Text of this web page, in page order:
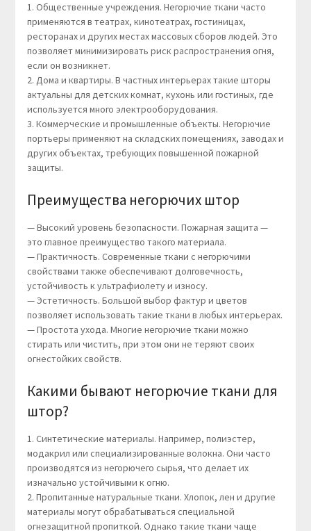
1. Общественные учреждения. Негорючие ткани часто
применяются в театрах, кинотеатрах, гостиницах,
ресторанах и других местах массовых сборов людей. Это
позволяет минимизировать риск распространения огня,
если он возникнет.
2. Дома и квартиры. В частных интерьерах такие шторы
актуальны для детских комнат, кухонь или гостиных, где
используется много электрооборудования.
3. Коммерческие и промышленные объекты. Негорючие
портьеры применяют на складских помещениях, заводах и
других объектах, требующих повышенной пожарной
защиты.
Преимущества негорючих штор
— Высокий уровень безопасности. Пожарная защита —
это главное преимущество такого материала.
— Практичность. Современные ткани с негорючими
свойствами также обеспечивают долговечность,
устойчивость к ультрафиолету и износу.
— Эстетичность. Большой выбор фактур и цветов
позволяет использовать такие ткани в любых интерьерах.
— Простота ухода. Многие негорючие ткани можно
стирать или чистить, при этом они не теряют своих
огнестойких свойств.
Какими бывают негорючие ткани для
штор?
1. Синтетические материалы. Например, полиэстер,
модакрил или специализированные волокна. Они часто
производятся из негорючего сырья, что делает их
изначально устойчивыми к огню.
2. Пропитанные натуральные ткани. Хлопок, лен и другие
материалы могут обрабатываться специальной
огнезащитной пропиткой. Однако такие ткани чаще